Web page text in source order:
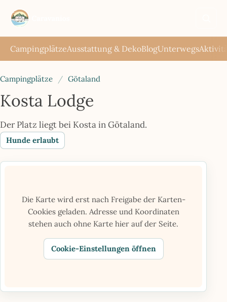
CampingplätzeAusstattung & DekoBlogUnterwegs
Campingplätze / Götaland
Kosta Lodge
Der Platz liegt bei Kosta in Götaland.
Hunde erlaubt
Die Karte wird erst nach Freigabe der Karten-
Cookies geladen. Adresse und Koordinaten
stehen auch ohne Karte hier auf der Seite.
Cookie-Einstellungen öffnen